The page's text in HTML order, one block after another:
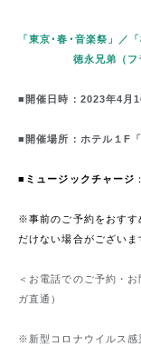
「東京･春･音楽祭」／
徳永兄弟（フラメ
■ 開催日時：2023年4月
■ 開催場所：ホテル１F
■ ミュージックチャージ
※事前のご予約をおすす
だけない場合がございま
＜お電話でのご予約・
ガ直通）
※新型コロナウイルス感